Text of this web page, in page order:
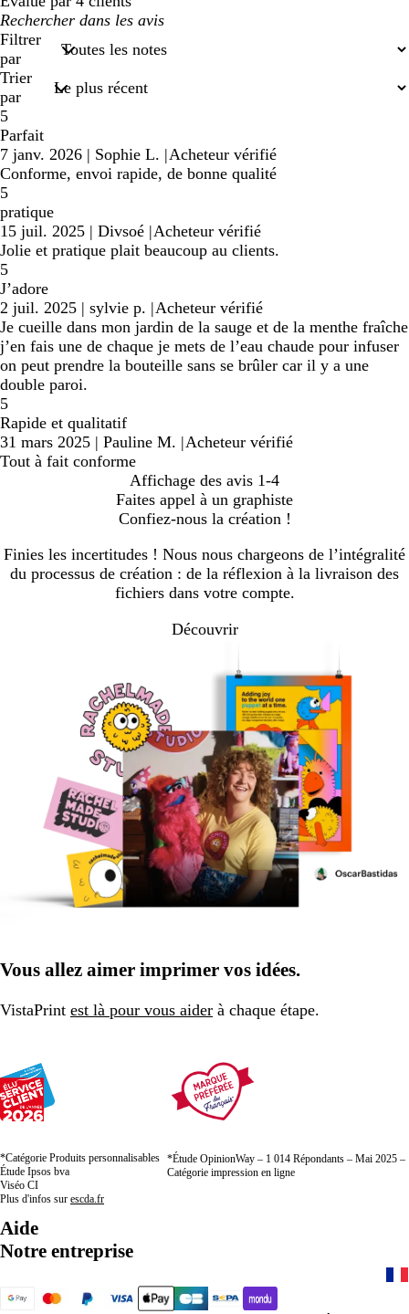
Mes
recherches
saisies
Filtrer
par
Trier
par
5
Parfait
7 janv. 2026 | Sophie L. |Acheteur vérifié
Conforme, envoi rapide, de bonne qualité
5
pratique
15 juil. 2025 | Divsoé |Acheteur vérifié
Jolie et pratique plait beaucoup au clients.
5
J’adore
2 juil. 2025 | sylvie p. |Acheteur vérifié
Je cueille dans mon jardin de la sauge et de la menthe fraîche
j’en fais une de chaque je mets de l’eau chaude pour infuser
on peut prendre la bouteille sans se brûler car il y a une
double paroi.
5
Rapide et qualitatif
31 mars 2025 | Pauline M. |Acheteur vérifié
Tout à fait conforme
Affichage des avis 1-4
Faites appel à un graphiste
Confiez-nous la création !
Finies les incertitudes ! Nous nous chargeons de l’intégralité
du processus de création : de la réflexion à la livraison des
fichiers dans votre compte.
Découvrir
Vous allez aimer imprimer vos idées.
VistaPrint est là pour vous aider à chaque étape.
*Catégorie Produits personnalisables
Étude Ipsos bva
Viséo CI
Plus d'infos sur escda.fr
*Étude OpinionWay – 1 014 Répondants – Mai 2025 –
Catégorie impression en ligne
Aide
Notre entreprise